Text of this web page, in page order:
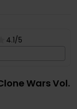
4.1/5
Wars Vol.